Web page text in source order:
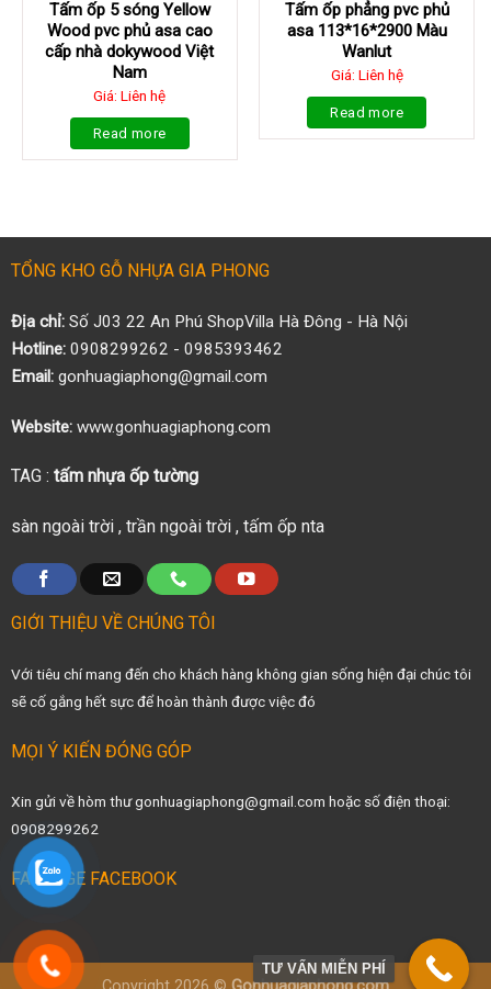
Tấm ốp 5 sóng Yellow
Wood pvc phủ asa cao
cấp nhà dokywood Việt
Nam
Giá: Liên hệ
Read more
Tấm ốp phẳng pvc phủ
asa 113*16*2900 Màu
Wanlut
Giá: Liên hệ
Read more
TỔNG KHO GỖ NHỰA GIA PHONG
Địa chỉ:Số J03 22 An Phú ShopVilla Hà Đông - Hà Nội
Hotline:0908299262 - 0985393462
Email:gonhuagiaphong@gmail.com
Website:www.gonhuagiaphong.com
TAG : tấm nhựa ốp tường
sàn ngoài trời, trần ngoài trời, tấm ốp nta
GIỚI THIỆU VỀ CHÚNG TÔI
Với tiêu chí mang đến cho khách hàng không gian sống hiện đại chúc tôi
sẽ cố gắng hết sực để hoàn thành được việc đó
MỌI Ý KIẾN ĐÓNG GÓP
Xin gửi về hòm thư gonhuagiaphong@gmail.com hoặc số điện thoại:
0908299262
FANPAGE FACEBOOK
TƯ VẤN MIỄN PHÍ